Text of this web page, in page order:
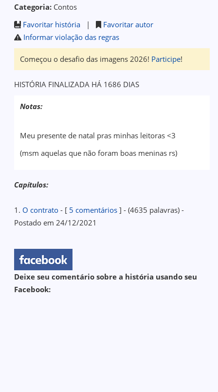
Categoria: Contos
Favoritar história|
Favoritar autor
Informar violação das regras
Começou o desafio das imagens 2026! Participe!
HISTÓRIA FINALIZADA HÁ 1686 DIAS
Notas:
Meu presente de natal pras minhas leitoras <3
(msm aquelas que não foram boas meninas rs)
Capítulos:
1. O contrato - [ 5 comentários ] - (4635 palavras) -
Postado em 24/12/2021
Deixe seu comentário sobre a história usando seu
Facebook: